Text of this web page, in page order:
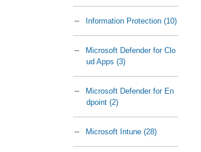
Information Protection (10)
Microsoft Defender for Clo
ud Apps (3)
Microsoft Defender for En
dpoint (2)
Microsoft Intune (28)